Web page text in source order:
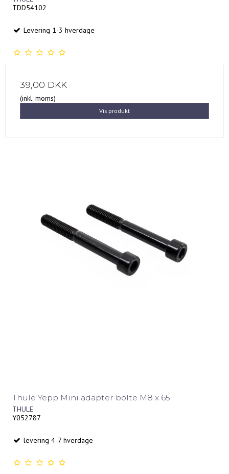
TDD54102
Levering 1-3 hverdage
39,00 DKK
(inkl. moms)
Vis produkt
Thule Yepp Mini adapter bolte M8 x 65
THULE
Y052787
levering 4-7 hverdage